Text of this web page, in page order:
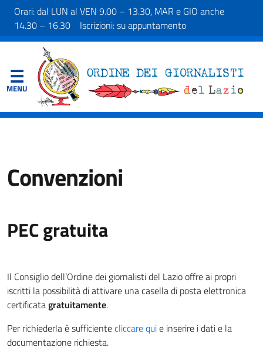
Orari: dal LUN al VEN 9.00 – 13.30, MAR e GIO anche
14.30 – 16.30 Iscrizioni: su appuntamento
Convenzioni
PEC gratuita
Il Consiglio dell’Ordine dei giornalisti del Lazio offre ai propri
iscritti la possibilità di attivare una casella di posta elettronica
certificatagratuitamente.
Per richiederla è sufficientecliccare quie inserire i dati e la
documentazione richiesta.